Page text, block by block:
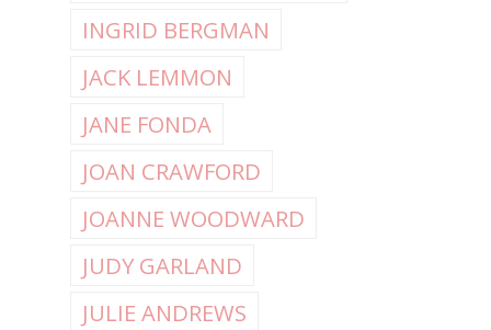
INGRID BERGMAN
JACK LEMMON
JANE FONDA
JOAN CRAWFORD
JOANNE WOODWARD
JUDY GARLAND
JULIE ANDREWS